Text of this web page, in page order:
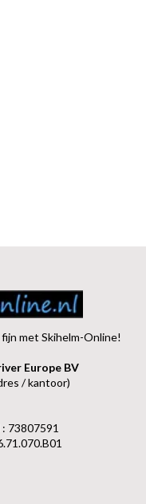
met Skihelm-Online!
Europe BV
/ kantoor)
73807591